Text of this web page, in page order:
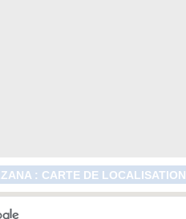
: CARTE DE LOCALISATION